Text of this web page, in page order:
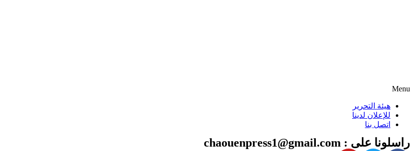
Menu
هيئة التحرير
للإعلان لدينا
اتصل بنا
راسلونا على : chaouenpress1@gmail.com